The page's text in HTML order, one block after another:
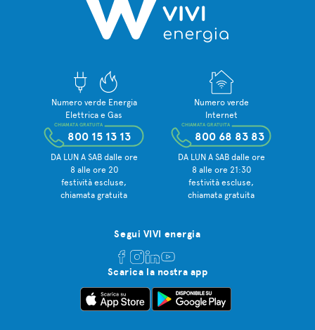
Numero verde Energia
Elettrica e Gas
800 15 13 13
CHIAMATA GRATUITA
DA LUN A SAB dalle ore
8 alle ore 20
festività escluse,
chiamata gratuita
Numero verde
Internet
800 68 83 83
CHIAMATA GRATUITA
DA LUN A SAB dalle ore
8 alle ore 21:30
festività escluse,
chiamata gratuita
Segui VIVI energia
Scarica la nostra app